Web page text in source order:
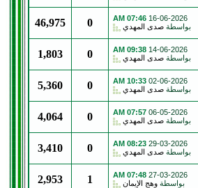
16-06-2026
07:46 AM
بواسطة صدى المهدي 0
46,975
14-06-2026
09:38 AM
بواسطة صدى المهدي 0
1,803
02-06-2026
10:33 AM
بواسطة صدى المهدي 0
5,360
06-05-2026
07:57 AM
بواسطة صدى المهدي 0
4,064
29-03-2026
08:23 AM
بواسطة صدى المهدي 0
3,410
27-03-2026
07:48 AM
بواسطة وهج الإيمان 1
2,953